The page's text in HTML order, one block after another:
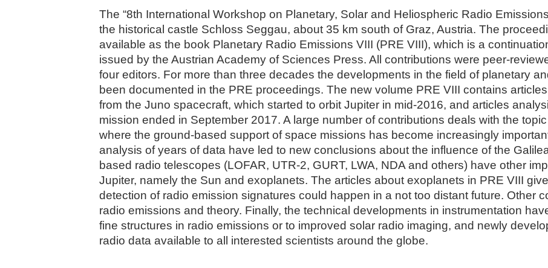
The “8th International Workshop on Planetary, Solar and Heliospheric Radio
the historical castle Schloss Seggau, about 35 km south of Graz, Austria. The
available as the book Planetary Radio Emissions VIII (PRE VIII), which is a
issued by the Austrian Academy of Sciences Press. All contributions were peer-
four editors. For more than three decades the developments in the field of planetary
been documented in the PRE proceedings. The new volume PRE VIII contains
from the Juno spacecraft, which started to orbit Jupiter in mid-2016, and articles
mission ended in September 2017. A large number of contributions deals with the
where the ground-based support of space missions has become increasingly
analysis of years of data have led to new conclusions about the influence of the
based radio telescopes (LOFAR, UTR-2, GURT, LWA, NDA and others) have other
Jupiter, namely the Sun and exoplanets. The articles about exoplanets in PRE VIII
detection of radio emission signatures could happen in a not too distant future. Other
radio emissions and theory. Finally, the technical developments in instrumentation
fine structures in radio emissions or to improved solar radio imaging, and newly
radio data available to all interested scientists around the globe.